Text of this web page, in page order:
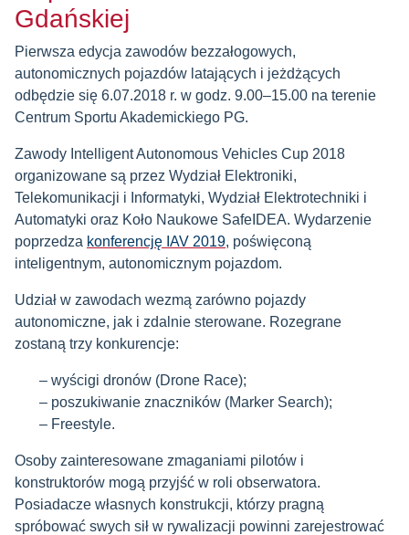
Gdańskiej
Pierwsza edycja zawodów bezzałogowych,
autonomicznych pojazdów latających i jeżdżących
odbędzie się 6.07.2018 r. w godz. 9.00–15.00 na terenie
Centrum Sportu Akademickiego PG.
Zawody Intelligent Autonomous Vehicles Cup 2018
organizowane są przez Wydział Elektroniki,
Telekomunikacji i Informatyki, Wydział Elektrotechniki i
Automatyki oraz Koło Naukowe SafeIDEA. Wydarzenie
poprzedza konferencję IAV 2019, poświęconą
inteligentnym, autonomicznym pojazdom.
Udział w zawodach wezmą zarówno pojazdy
autonomiczne, jak i zdalnie sterowane. Rozegrane
zostaną trzy konkurencje:
wyścigi dronów (Drone Race);
poszukiwanie znaczników (Marker Search);
Freestyle.
Osoby zainteresowane zmaganiami pilotów i
konstruktorów mogą przyjść w roli obserwatora.
Posiadacze własnych konstrukcji, którzy pragną
spróbować swych sił w rywalizacji powinni zarejestrować